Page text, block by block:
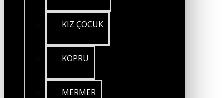
KIZ ÇOCUK
KÖPRÜ
MERMER